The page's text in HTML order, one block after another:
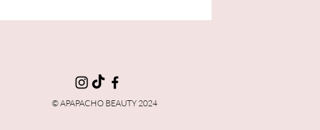
© APAPACHO BEAUTY 2024